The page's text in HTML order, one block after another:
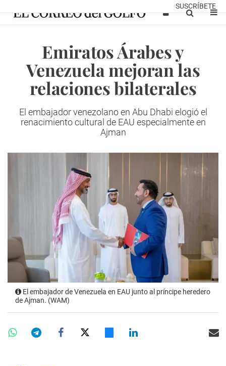
SUSCRÍBETE
Emiratos Árabes y
Venezuela mejoran las
relaciones bilaterales
El embajador venezolano en Abu Dhabi elogió el
renacimiento cultural de EAU especialmente en
Ajman
El embajador de Venezuela en EAU junto al príncipe heredero
de Ajman. (WAM)